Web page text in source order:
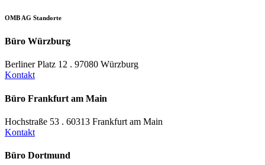
OMB AG Standorte
Büro Würzburg
Berliner Platz 12 . 97080 Würzburg
Kontakt
Büro Frankfurt am Main
Hochstraße 53 . 60313 Frankfurt am Main
Kontakt
Büro Dortmund